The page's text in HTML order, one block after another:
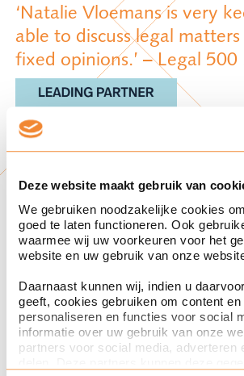
Deze website maakt gebruik van
We gebruiken noodzakelijke cookies
goed te laten functioneren. Ook
waarmee wij uw voorkeuren voor het
website en uw gebruik van onze
Daarnaast kunnen wij, indien u
geeft, cookies gebruiken om content
personaliseren en functies voor social
informatie over uw gebruik van onze
partners voor social media, adverteren
‘Natalie Vloemans is very
able to discuss legal
fixed opinions.’ – Legal
Rechtsgebiedenregister van
Nederlandse orde van